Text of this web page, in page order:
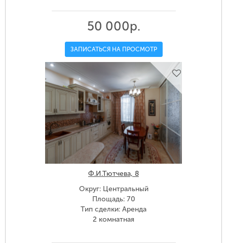
50 000р.
ЗАПИСАТЬСЯ НА ПРОСМОТР
Ф.И.Тютчева, 8
Округ: Центральный
Площадь: 70
Тип сделки: Аренда
2 комнатная